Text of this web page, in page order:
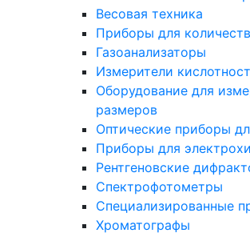
Весовая техника
Приборы для
Газоанализаторы
Измерители
Оборудование для
размеров
Оптические приборы
Приборы для
Рентгеновские
Спектрофотометры
Специализированные
Хроматографы